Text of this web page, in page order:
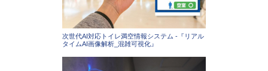
次世代AI対応トイレ満空情報システム -『リアル
タイムAI画像解析_混雑可視化』